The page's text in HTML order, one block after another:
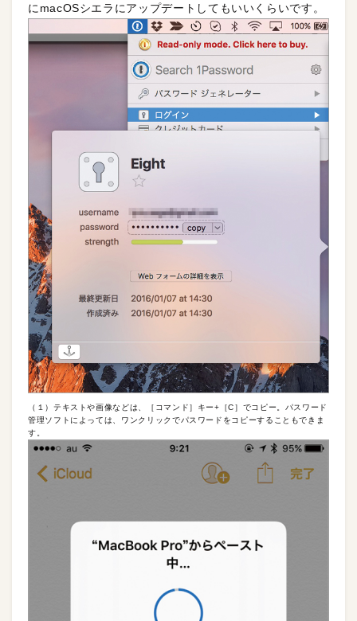
にmacOSシエラにアップデートしてもいいくらいです。
（１）テキストや画像などは、［コマンド］キー+［C］でコピー。パスワード
管理ソフトによっては、ワンクリックでパスワードをコピーすることもできま
す。